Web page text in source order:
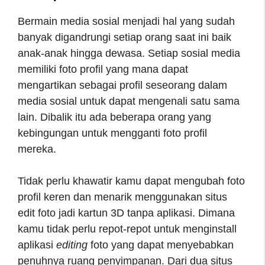
Bermain media sosial menjadi hal yang sudah
banyak digandrungi setiap orang saat ini baik
anak-anak hingga dewasa. Setiap sosial media
memiliki foto profil yang mana dapat
mengartikan sebagai profil seseorang dalam
media sosial untuk dapat mengenali satu sama
lain. Dibalik itu ada beberapa orang yang
kebingungan untuk mengganti foto profil
mereka.
Tidak perlu khawatir kamu dapat mengubah foto
profil keren dan menarik menggunakan situs
edit foto jadi kartun 3D tanpa aplikasi. Dimana
kamu tidak perlu repot-repot untuk menginstall
aplikasi editing foto yang dapat menyebabkan
penuhnya ruang penyimpanan. Dari dua situs